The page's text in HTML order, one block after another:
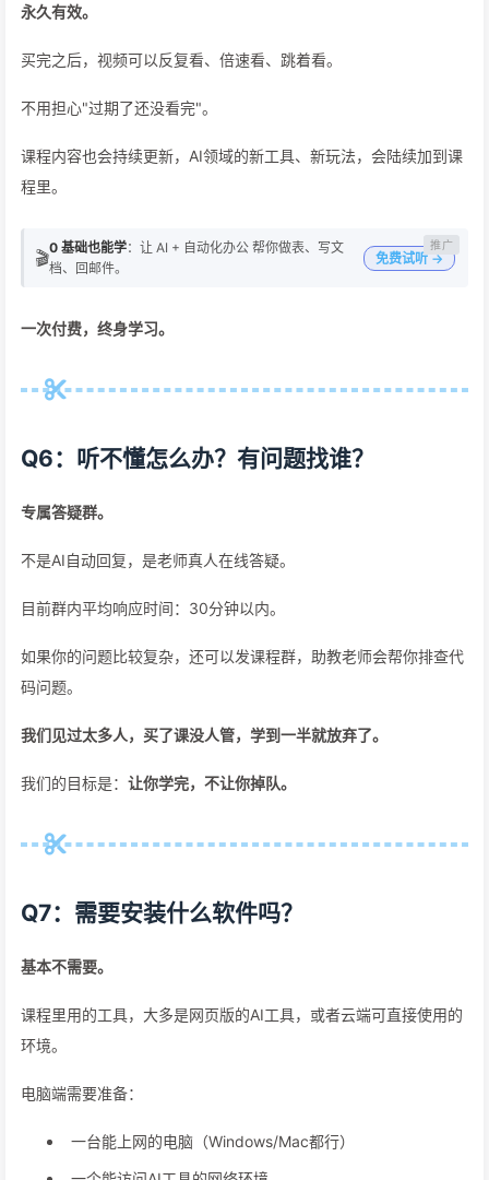
永久有效。
买完之后，视频可以反复看、倍速看、跳着看。
不用担心"过期了还没看完"。
课程内容也会持续更新，AI领域的新工具、新玩法，会陆续加到课
程里。
🎬0 基础也能学：让 AI + 自动化办公 帮你做表、写文
档、回邮件。
免费试听 →
一次付费，终身学习。
Q6：听不懂怎么办？有问题找谁？
专属答疑群。
不是AI自动回复，是老师真人在线答疑。
目前群内平均响应时间：30分钟以内。
如果你的问题比较复杂，还可以发课程群，助教老师会帮你排查代
码问题。
我们见过太多人，买了课没人管，学到一半就放弃了。
我们的目标是： 让你学完，不让你掉队。
Q7：需要安装什么软件吗？
基本不需要。
课程里用的工具，大多是网页版的AI工具，或者云端可直接使用的
环境。
电脑端需要准备：
一台能上网的电脑（Windows/Mac都行）